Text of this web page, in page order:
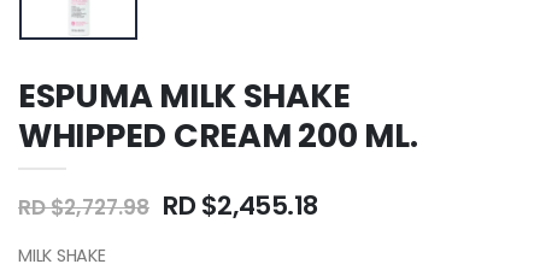
ESPUMA MILK SHAKE
WHIPPED CREAM 200 ML.
RD $2,727.98 RD $2,455.18
MILK SHAKE